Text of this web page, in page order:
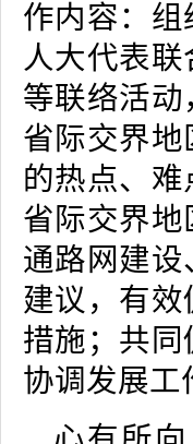
作内容：
人大代表
等联络活
省际交界
的热点、
省际交界
通路网建
建议，有
措施；共
协调发展工